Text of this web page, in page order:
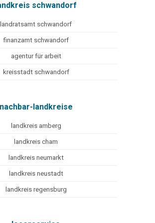
schwandorf
landratsamt schwandorf
finanzamt schwandorf
agentur für arbeit
kreisstadt schwandorf
nachbar-landkreise
landkreis amberg
landkreis cham
landkreis neumarkt
landkreis neustadt
landkreis regensburg